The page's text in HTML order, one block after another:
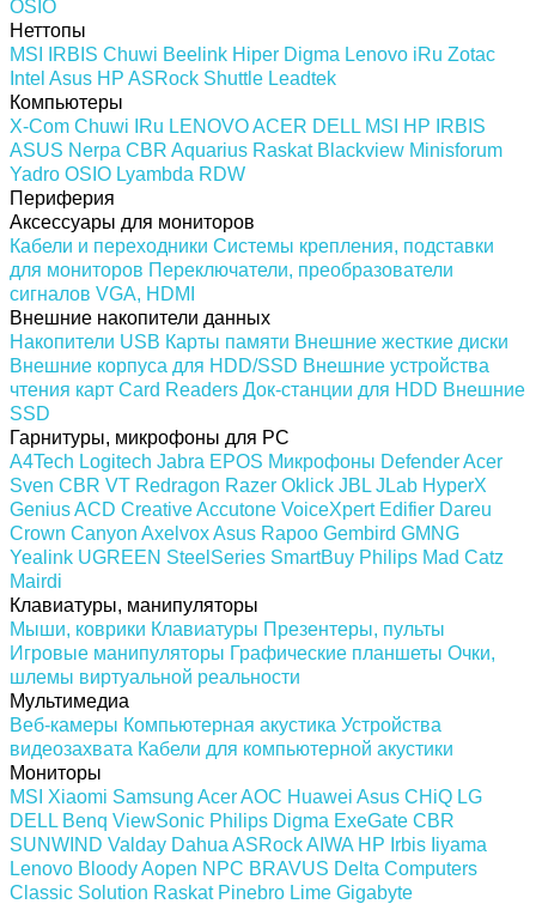
OSIO
Неттопы
MSI
IRBIS Chuwi Beelink Hiper Digma Lenovo iRu Zotac
Intel Asus HP ASRock Shuttle Leadtek
Компьютеры
X-Com Chuwi IRu LENOVOACER DELL MSI HP
IRBIS
ASUS Nerpa CBR Aquarius Raskat Blackview Minisforum
Yadro OSIO Lyambda RDW
Периферия
Аксессуары для мониторов
Кабели и переходники Системы крепления, подставки
для мониторов Переключатели, преобразователи
сигналов VGA, HDMI
Внешние накопители данных
Накопители USB Карты памяти Внешние жесткие диски
Внешние корпуса для HDD/SSD Внешние устройства
чтения карт Card Readers Док-станции для HDD Внешние
SSD
Гарнитуры, микрофоны для PC
A4Tech Logitech Jabra EPOS Микрофоны DefenderAcer
Sven CBR VT Redragon Razer Oklick JBL JLab HyperX
GeniusACD CreativeAccutone VoiceXpert Edifier Dareu
Crown Canyon AxelvoxAsus Rapoo Gembird GMNG
Yealink UGREEN SteelSeries SmartBuy Philips Mad Catz
Mairdi
Клавиатуры, манипуляторы
Мыши, коврики Клавиатуры Презентеры, пульты
Игровые манипуляторы Графические планшеты Очки,
шлемы виртуальной реальности
Мультимедиа
Веб-камеры Компьютерная акустика Устройства
видеозахвата Кабели для компьютерной акустики
Мониторы
MSI Xiaomi Samsung AcerAOC Huawei Asus CHiQ LG
DELL Benq ViewSonic Philips Digma ExeGate CBR
SUNWIND Valday Dahua ASRockAIWA HP Irbis Iiyama
Lenovo BloodyAopen NPC BRAVUS Delta Computers
Classic Solution Raskat Pinebro Lime Gigabyte